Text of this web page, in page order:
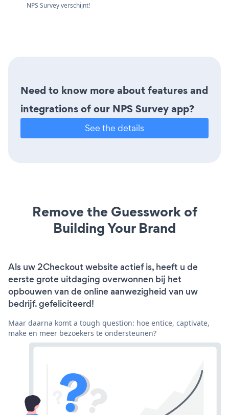
NPS Survey verschijnt!
Need to know more about features and
integrations of our NPS Survey app?
See the details
Remove the Guesswork of
Building Your Brand
Als uw 2Checkout website actief is, heeft u de
eerste grote uitdaging overwonnen bij het
opbouwen van de online aanwezigheid van uw
bedrijf. gefeliciteerd!
Maar daarna komt a tough question: hoe entice, captivate,
make en meer bezoekers te ondersteunen?